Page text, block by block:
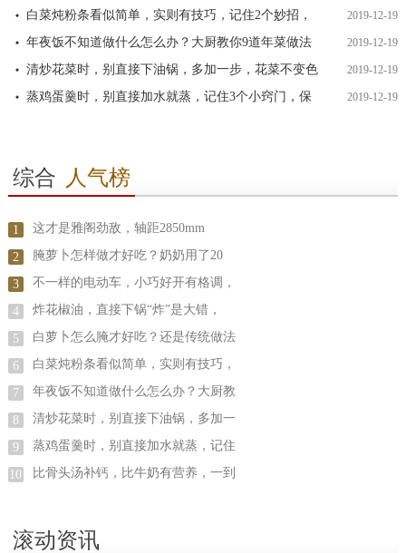
白菜炖粉条看似简单，实则有技巧，记住2个妙招， 2019-12-19
年夜饭不知道做什么怎么办？大厨教你9道年菜做法 2019-12-19
清炒花菜时，别直接下油锅，多加一步，花菜不变色 2019-12-19
蒸鸡蛋羹时，别直接加水就蒸，记住3个小窍门，保 2019-12-19
综合 人气榜
1 这才是雅阁劲敌，轴距2850mm
2 腌萝卜怎样做才好吃？奶奶用了20
3 不一样的电动车，小巧好开有格调，
4 炸花椒油，直接下锅“炸”是大错，
5 白萝卜怎么腌才好吃？还是传统做法
6 白菜炖粉条看似简单，实则有技巧，
7 年夜饭不知道做什么怎么办？大厨教
8 清炒花菜时，别直接下油锅，多加一
9 蒸鸡蛋羹时，别直接加水就蒸，记住
10 比骨头汤补钙，比牛奶有营养，一到
滚动资讯